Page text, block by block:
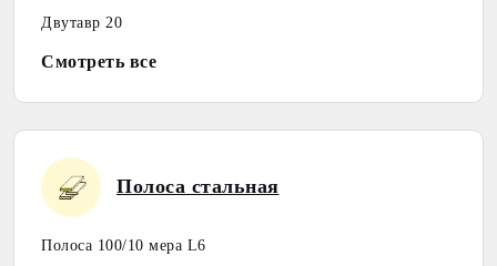
Двутавр 20
Смотреть все
Полоса стальная
Полоса 100/10 мера L6